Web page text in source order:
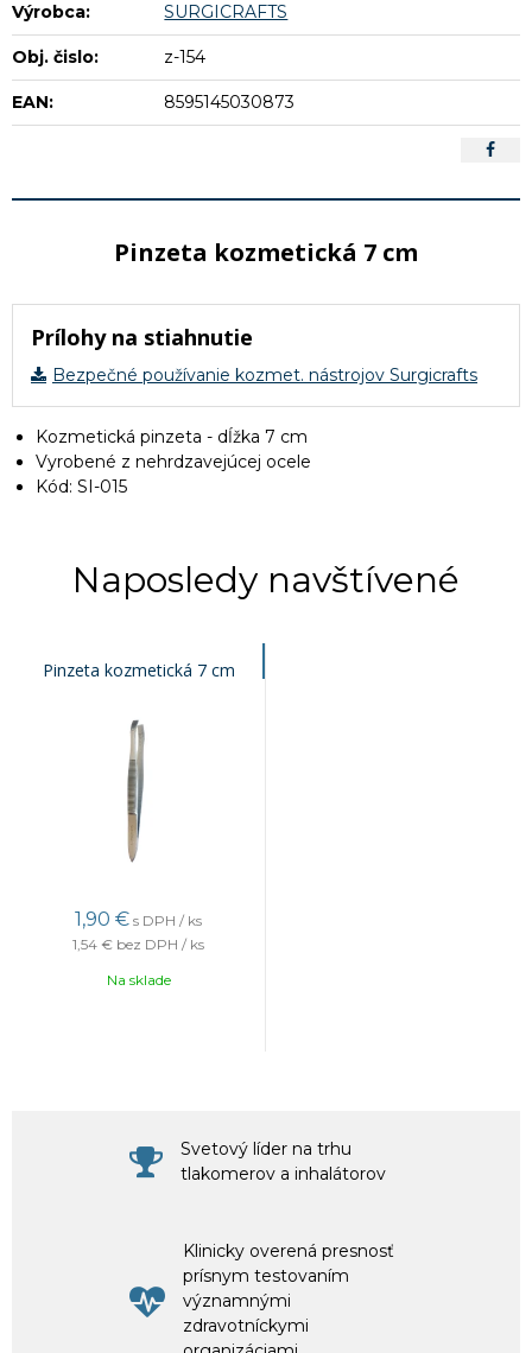
Výrobca: SURGICRAFTS
Obj. čislo: z-154
EAN: 8595145030873
Pinzeta kozmetická 7 cm
Prílohy na stiahnutie
Bezpečné používanie kozmet. nástrojov Surgicrafts
Kozmetická pinzeta - dĺžka 7 cm
Vyrobené z nehrdzavejúcej ocele
Kód: SI-015
Naposledy navštívené
Pinzeta kozmetická 7 cm
1,90 € s DPH / ks
1,54 € bez DPH / ks
Na sklade
Svetový líder na trhu
tlakomerov a inhalátorov
Klinicky overená presnosť
prísnym testovaním
významnými
zdravotníckymi